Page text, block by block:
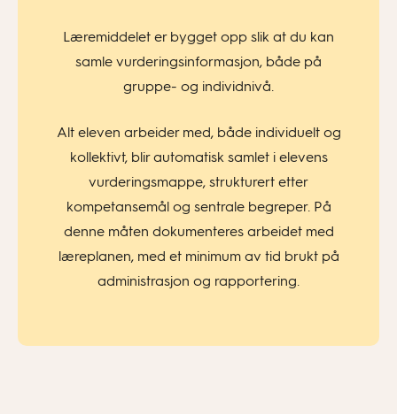
Læremiddelet er bygget opp slik at du kan
samle vurderingsinformasjon, både på
gruppe- og individnivå.
Alt eleven arbeider med, både individuelt og
kollektivt, blir automatisk samlet i elevens
vurderingsmappe, strukturert etter
kompetansemål og sentrale begreper. På
denne måten dokumenteres arbeidet med
læreplanen, med et minimum av tid brukt på
administrasjon og rapportering.